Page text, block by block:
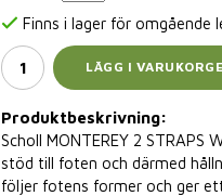
Finns i lager för omgående
LÄGG I
Produktbeskrivning:
Scholl MONTEREY 2
stöd till foten och därmed
följer fotens former och ger